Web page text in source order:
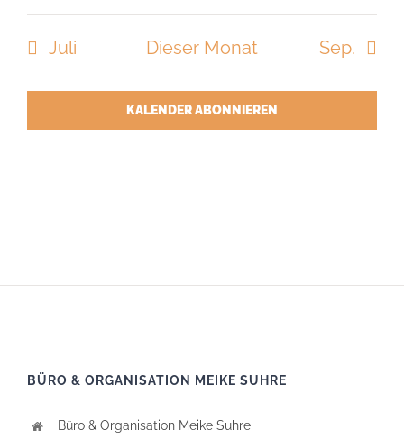
Juli Dieser Monat Sep.
KALENDER ABONNIEREN
BÜRO & ORGANISATION MEIKE SUHRE
Büro & Organisation Meike Suhre